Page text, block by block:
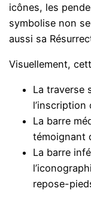
icônes, les
symbolise non
aussi sa
Visuellement,
La traverse
l’inscription
La barre
témoignant
La barre
repose-